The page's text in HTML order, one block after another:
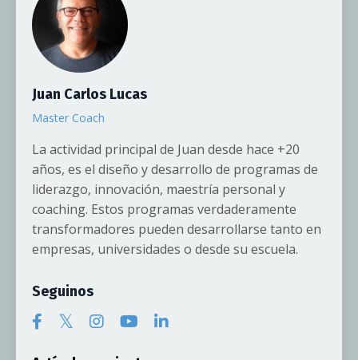
Juan Carlos Lucas
Master Coach
La actividad principal de Juan desde hace +20
años, es el diseño y desarrollo de programas de
liderazgo, innovación, maestría personal y
coaching. Estos programas verdaderamente
transformadores pueden desarrollarse tanto en
empresas, universidades o desde su escuela.
Seguinos